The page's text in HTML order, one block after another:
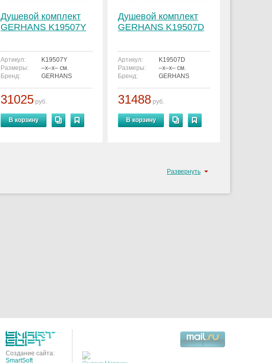
Душевой комплект
GERHANS K19507Y
Артикул:
K19507Y
Размеры:
–x–x– см.
Бренд:
GERHANS
31025 руб.
В корзину
Душевой комплект
GERHANS K19507D
Артикул:
K19507D
Размеры:
–x–x– см.
Бренд:
GERHANS
31488 руб.
В корзину
Развернуть
Создание сайта:
SmartSoft